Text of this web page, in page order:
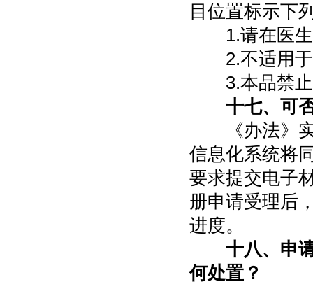
目位置标示下
1.请在医生
2.不适用于
3.本品禁止
十七、可
《办法》实
信息化系统将
要求提交电子
册申请受理后
进度。
十八、申
何处置？